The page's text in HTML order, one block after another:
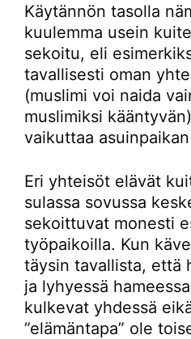
Käytännön tasolla
kuulemma usein
sekoitu, eli
tavallisesti oman
(muslimi voi naida
muslimiksi
vaikuttaa
Eri yhteisöt elävät
sulassa sovussa
sekoittuvat monesti
työpaikoilla. Kun
täysin tavallista, että
ja lyhyessä
kulkevat yhdessä
”elämäntapa” ole